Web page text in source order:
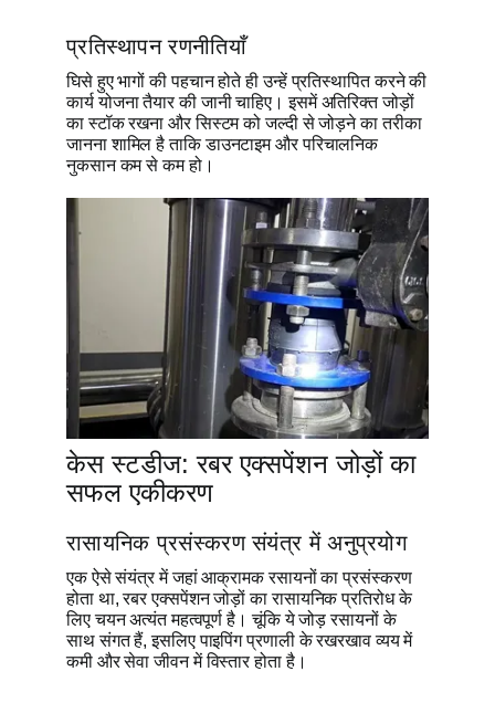
प्रतिस्थापन रणनीतियाँ
घिसे हुए भागों की पहचान होते ही उन्हें प्रतिस्थापित करने की
कार्य योजना तैयार की जानी चाहिए। इसमें अतिरिक्त जोड़ों
का स्टॉक रखना और सिस्टम को जल्दी से जोड़ने का तरीका
जानना शामिल है ताकि डाउनटाइम और परिचालनिक
नुकसान कम से कम हो।
केस स्टडीज: रबर एक्सपेंशन जोड़ों का
सफल एकीकरण
रासायनिक प्रसंस्करण संयंत्र में अनुप्रयोग
एक ऐसे संयंत्र में जहां आक्रामक रसायनों का प्रसंस्करण
होता था, रबर एक्सपेंशन जोड़ों का रासायनिक प्रतिरोध के
लिए चयन अत्यंत महत्वपूर्ण है। चूंकि ये जोड़ रसायनों के
साथ संगत हैं, इसलिए पाइपिंग प्रणाली के रखरखाव व्यय में
कमी और सेवा जीवन में विस्तार होता है।